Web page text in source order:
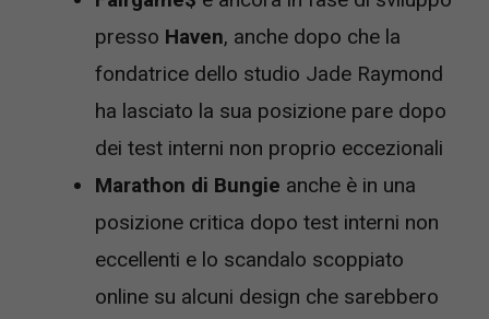
presso Haven, anche dopo che la
fondatrice dello studio Jade Raymond
ha lasciato la sua posizione pare dopo
dei test interni non proprio eccezionali
Marathon di Bungie anche è in una
posizione critica dopo test interni non
eccellenti e lo scandalo scoppiato
online su alcuni design che sarebbero